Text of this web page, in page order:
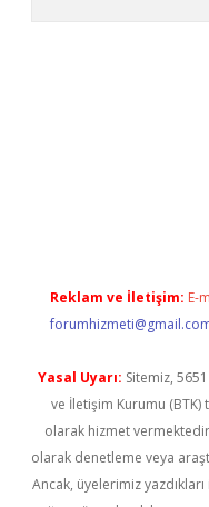
Reklam ve İletişim: E-
Yasal Uyarı: Sitemiz,
ve İletişim Kurumu (BTK)
olarak hizmet
olarak denetleme veya
Ancak, üyelerimiz